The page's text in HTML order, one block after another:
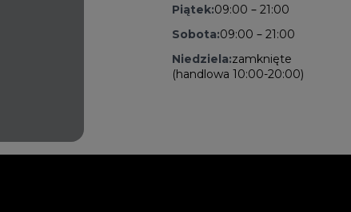
Piątek:09:00 – 21:00
Sobota:09:00 – 21:00
Niedziela:zamknięte
(handlowa 10:00-20:00)